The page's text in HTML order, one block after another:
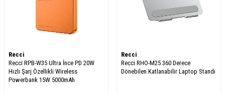
Recci
Recci RPB-W35 Ultra İnce PD 20W
Hızlı Şarj Özellikli Wireless
Powerbank 15W 5000mAh
Recci
Recci RHO-M25 360 Derece
Dönebilen Katlanabilir Laptop Standı